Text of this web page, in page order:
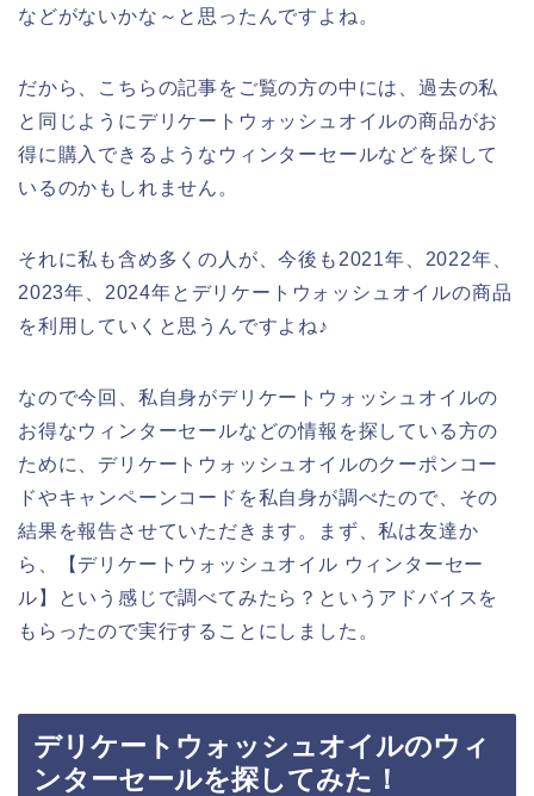
などがないかな～と思ったんですよね。
だから、こちらの記事をご覧の方の中には、過去の私
と同じようにデリケートウォッシュオイルの商品がお
得に購入できるようなウィンターセールなどを探して
いるのかもしれません。
それに私も含め多くの人が、今後も2021年、2022年、
2023年、2024年とデリケートウォッシュオイルの商品
を利用していくと思うんですよね♪
なので今回、私自身がデリケートウォッシュオイルの
お得なウィンターセールなどの情報を探している方の
ために、デリケートウォッシュオイルのクーポンコー
ドやキャンペーンコードを私自身が調べたので、その
結果を報告させていただきます。まず、私は友達か
ら、【デリケートウォッシュオイル ウィンターセー
ル】という感じで調べてみたら？というアドバイスを
もらったので実行することにしました。
デリケートウォッシュオイルのウィ
ンターセールを探してみた！